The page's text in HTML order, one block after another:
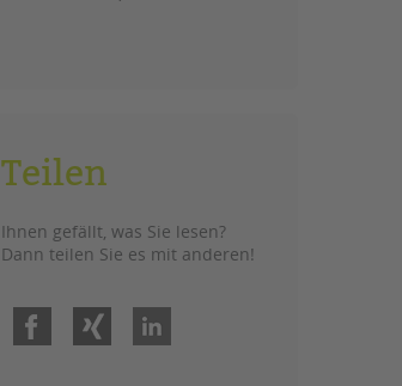
Teilen
Ihnen gefällt, was Sie lesen?
Dann teilen Sie es mit anderen!
Facebook